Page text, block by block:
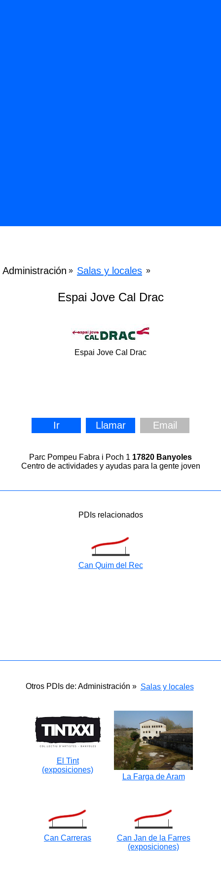
Administración » Salas y locales »
Espai Jove Cal Drac
Espai Jove Cal Drac
Ir Llamar Email
Parc Pompeu Fabra i Poch 1 17820 Banyoles
Centro de actividades y ayudas para la gente joven
PDIs relacionados
Can Quim del Rec
Otros PDIs de: Administración » Salas y locales
El Tint
(exposiciones)
La Farga de Aram
Can Carreras
Can Jan de la Farres
(exposiciones)